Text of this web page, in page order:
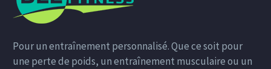
Pour un entraînement personnalisé. Que ce soit pour
une perte de poids, un entraînement musculaire ou un